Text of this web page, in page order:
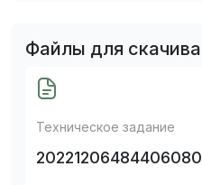
Файлы для
Техническое задание